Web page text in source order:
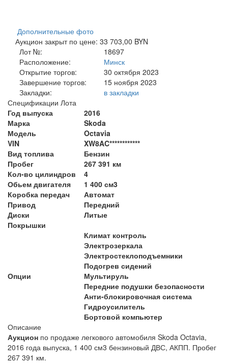
Дополнительные фото
Аукцион закрыт по цене: 33 703,00 BYN
Лот №:
18697
Расположение:
Минск
Открытие торгов:
30 октября 2023
Завершение торгов:
15 ноября 2023
Закладки:
в закладки
Спецификации Лота
Год выпуска
2016
Марка
Skoda
Модель
Octavia
VIN
XW8AC************
Вид топлива
Бензин
Пробег
267 391 км
Кол-во цилиндров
4
Обьем двигателя
1 400 см3
Коробка передач
Автомат
Привод
Передний
Диски
Литые
Покрышки
Опции
Климат контроль
Электрозеркала
Электростеклоподъемники
Подогрев сидений
Мультируль
Передние подушки безопасности
Анти-блокировочная система
Гидроусилитель
Бортовой компьютер
Описание
Аукцион по продаже легкового автомобиля Skoda Octavia,
2016 года выпуска, 1 400 см3 бензиновый ДВС, АКПП. Пробег
267 391 км.